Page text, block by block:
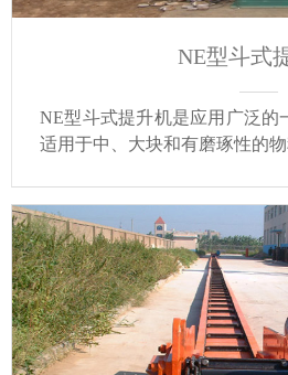
NE型斗式
NE型斗式提升机是应用广泛的
适用于中、大块和有磨琢性的物